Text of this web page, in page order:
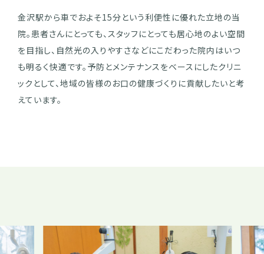
金沢駅から車でおよそ15分という利便性に優れた立地の当
院。患者さんにとっても、スタッフにとっても居心地のよい空間
を目指し、自然光の入りやすさなどにこだわった院内はいつ
も明るく快適です。予防とメンテナンスをベースにしたクリニ
ックとして、地域の皆様のお口の健康づくりに貢献したいと考
えています。